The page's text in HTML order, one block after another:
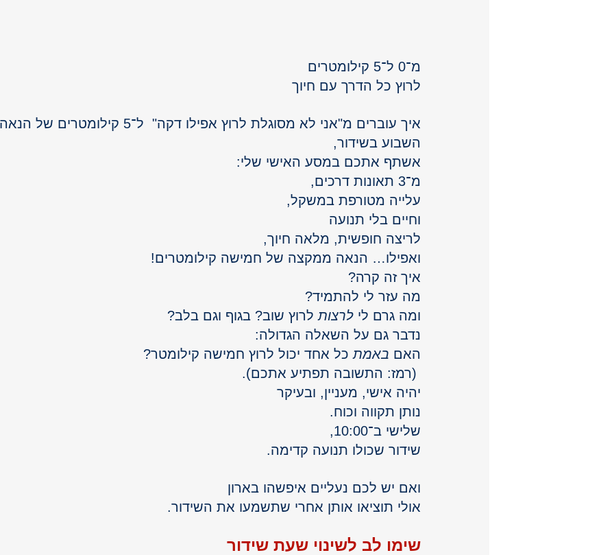
מ־0 ל־5 קילומטרים
לרוץ כל הדרך עם חיוך
איך עוברים מ"אני לא מסוגלת לרוץ אפילו דקה"  ל־5 קילומטרים של הנאה וניצחון?
השבוע בשידור,
אשתף אתכם במסע האישי שלי:
מ־3 תאונות דרכים,
עלייה מטורפת במשקל,
וחיים בלי תנועה
לריצה חופשית, מלאה חיוך,
ואפילו… הנאה ממקצה של חמישה קילומטרים!
איך זה קרה?
מה עזר לי להתמיד?
ומה גרם לי לרצות לרוץ שוב? בגוף וגם בלב?
נדבר גם על השאלה הגדולה:
האם באמת כל אחד יכול לרוץ חמישה קילומטר?
יהיה אישי, מעניין, ובעיקר
נותן תקווה וכוח.
שלישי ב־10:00,
שידור שכולו תנועה קדימה.
ואם יש לכם נעליים איפשהו בארון
אולי תוציאו אותן אחרי שתשמעו את השידור.
שימו לב לשינוי שעת שידור